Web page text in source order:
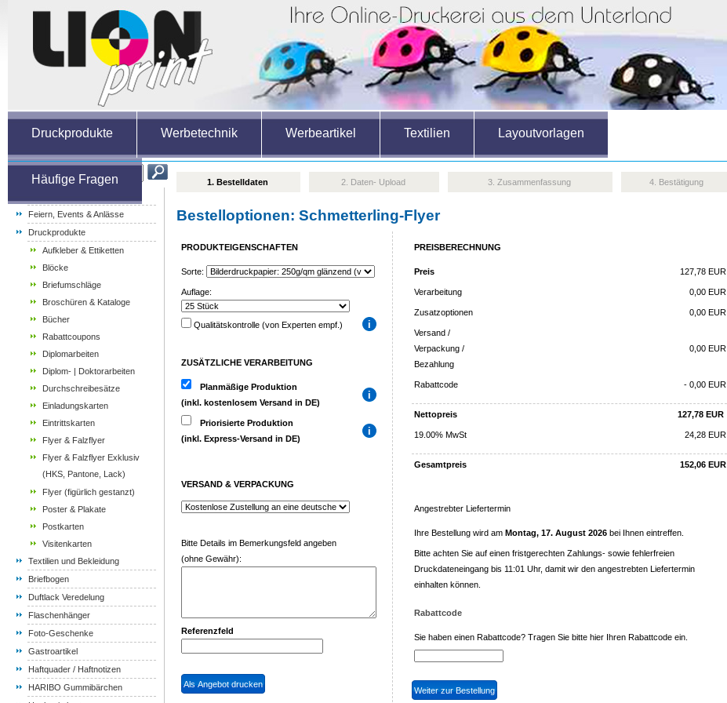
Druckprodukte Werbetechnik Werbeartikel Textilien Layoutvorlagen
Häufige Fragen
Feiern, Events & Anlässe
Druckprodukte
Aufkleber & Ettiketten
Blöcke
Briefumschläge
Broschüren & Kataloge
Bücher
Rabattcoupons
Diplomarbeiten
Diplom- | Doktorarbeiten
Durchschreibesätze
Einladungskarten
Eintrittskarten
Flyer & Falzflyer
Flyer & Falzflyer Exklusiv
(HKS, Pantone, Lack)
Flyer (figürlich gestanzt)
Poster & Plakate
Postkarten
Visitenkarten
Textilien und Bekleidung
Briefbogen
Duftlack Veredelung
Flaschenhänger
Foto-Geschenke
Gastroartikel
Haftquader / Haftnotizen
HARIBO Gummibärchen
1. Bestelldaten 2. Daten- Upload 3. Zusammenfassung 4. Bestätigung
Bestelloptionen: Schmetterling-Flyer
PRODUKTEIGENSCHAFTEN
Sorte:
Auflage:
Qualitätskontrolle (von Experten empf.)
ZUSÄTZLICHE VERARBEITUNG
Planmäßige Produktion
(inkl. kostenlosem Versand in DE)
Priorisierte Produktion
(inkl. Express-Versand in DE)
VERSAND & VERPACKUNG
Bitte Details im Bemerkungsfeld angeben
(ohne Gewähr):
Referenzfeld
PREISBERECHNUNG
Preis 127,78 EUR
Verarbeitung 0,00 EUR
Zusatzoptionen 0,00 EUR
Versand /
Verpackung /
Bezahlung
0,00 EUR
Rabattcode - 0,00 EUR
Nettopreis 127,78 EUR
19.00% MwSt 24,28 EUR
Gesamtpreis 152,06 EUR
Angestrebter Liefertermin
Ihre Bestellung wird am Montag, 17. August 2026 bei Ihnen eintreffen.
Bitte achten Sie auf einen fristgerechten Zahlungs- sowie fehlerfreien
Druckdateneingang bis 11:01 Uhr, damit wir den angestrebten Liefertermin
einhalten können.
Rabattcode
Sie haben einen Rabattcode? Tragen Sie bitte hier Ihren Rabattcode ein.